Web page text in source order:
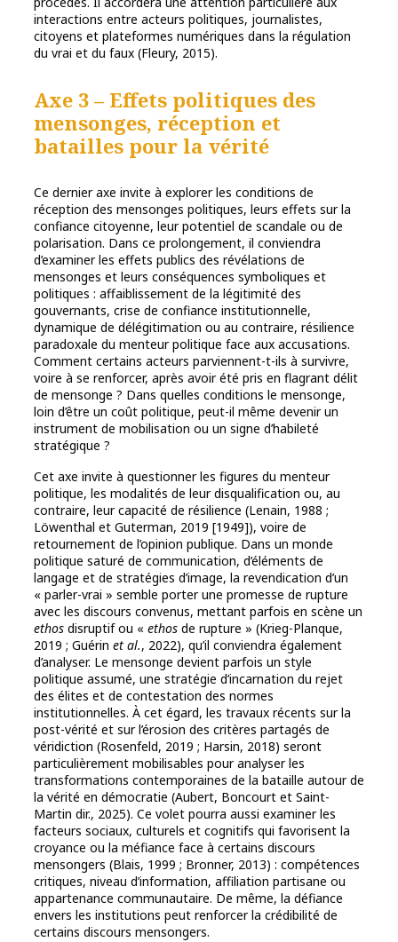
interactions entre acteurs politiques, journalistes,
citoyens et plateformes numériques dans la régulation
du vrai et du faux (Fleury, 2015).
Axe 3 – Effets politiques des
mensonges, réception et
batailles pour la vérité
Ce dernier axe invite à explorer les conditions de
réception des mensonges politiques, leurs effets sur la
confiance citoyenne, leur potentiel de scandale ou de
polarisation. Dans ce prolongement, il conviendra
d’examiner les effets publics des révélations de
mensonges et leurs conséquences symboliques et
politiques : affaiblissement de la légitimité des
gouvernants, crise de confiance institutionnelle,
dynamique de délégitimation ou au contraire, résilience
paradoxale du menteur politique face aux accusations.
Comment certains acteurs parviennent-t-ils à survivre,
voire à se renforcer, après avoir été pris en flagrant délit
de mensonge ? Dans quelles conditions le mensonge,
loin d’être un coût politique, peut-il même devenir un
instrument de mobilisation ou un signe d’habileté
stratégique ?
Cet axe invite à questionner les figures du menteur
politique, les modalités de leur disqualification ou, au
contraire, leur capacité de résilience (Lenain, 1988 ;
Löwenthal et Guterman, 2019 [1949]), voire de
retournement de l’opinion publique. Dans un monde
politique saturé de communication, d’éléments de
langage et de stratégies d’image, la revendication d’un
« parler-vrai » semble porter une promesse de rupture
avec les discours convenus, mettant parfois en scène un
ethos disruptif ou « ethos de rupture » (Krieg-Planque,
2019 ; Guérin et al., 2022), qu’il conviendra également
d’analyser. Le mensonge devient parfois un style
politique assumé, une stratégie d’incarnation du rejet
des élites et de contestation des normes
institutionnelles. À cet égard, les travaux récents sur la
post-vérité et sur l’érosion des critères partagés de
véridiction (Rosenfeld, 2019 ; Harsin, 2018) seront
particulièrement mobilisables pour analyser les
transformations contemporaines de la bataille autour de
la vérité en démocratie (Aubert, Boncourt et Saint-
Martin dir., 2025). Ce volet pourra aussi examiner les
facteurs sociaux, culturels et cognitifs qui favorisent la
croyance ou la méfiance face à certains discours
mensongers (Blais, 1999 ; Bronner, 2013) : compétences
critiques, niveau d’information, affiliation partisane ou
appartenance communautaire. De même, la défiance
envers les institutions peut renforcer la crédibilité de
certains discours mensongers.